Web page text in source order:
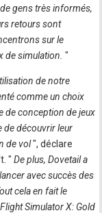
gens très informés,
retours sont
sur le
de simulation."
de notre
comme un choix
de conception de jeux
de découvrir leur
de vol", déclare
" De plus, Dovetail a
avec succès des
cela en fait le
Simulator X: Gold